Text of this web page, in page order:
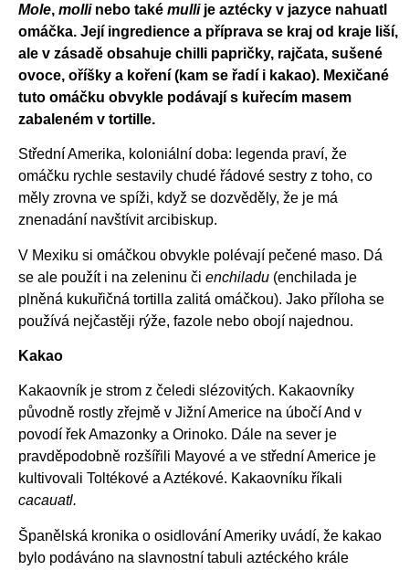
Mole, mollinebo také mullije aztécky v jazyce nahuatl
omáčka. Její ingredience a příprava se kraj od kraje liší,
ale v zásadě obsahuje chilli papričky, rajčata, sušené
ovoce, oříšky a koření (kam se řadí i kakao). Mexičané
tuto omáčku obvykle podávají s kuřecím masem
zabaleném v tortille.
Střední Amerika, koloniální doba: legenda praví, že
omáčku rychle sestavily chudé řádové sestry z toho, co
měly zrovna ve spíži, když se dozvěděly, že je má
znenadání navštívit arcibiskup.
V Mexiku si omáčkou obvykle polévají pečené maso. Dá
se ale použít i na zeleninu či enchiladu (enchilada je
plněná kukuřičná tortilla zalitá omáčkou). Jako příloha se
používá nejčastěji rýže, fazole nebo obojí najednou.
Kakao
Kakaovník je strom z čeledi slézovitých. Kakaovníky
původně rostly zřejmě v Jižní Americe na úbočí And v
povodí řek Amazonky a Orinoko. Dále na sever je
pravděpodobně rozšířili Mayové a ve střední Americe je
kultivovali Toltékové a Aztékové. Kakaovníku říkali
cacauatl.
Španělská kronika o osidlování Ameriky uvádí, že kakao
bylo podáváno na slavnostní tabuli aztéckého krále